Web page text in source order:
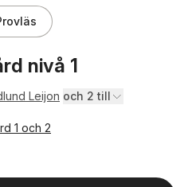
nivå 1
Leijon och 2 till
1 och 2